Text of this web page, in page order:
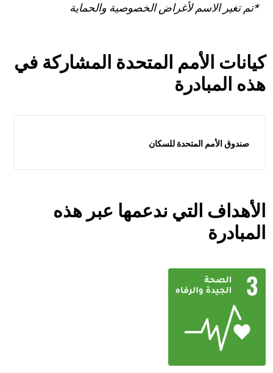
*تم تغير الاسم لأغراض الخصوصية والحماية
كيانات الأمم المتحدة المشاركة في
هذه المبادرة
صندوق الأمم المتحدة للسكان
الأهداف التي ندعمها عبر هذه
المبادرة